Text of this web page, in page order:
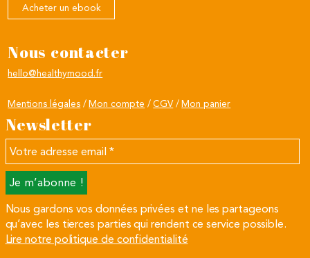
Acheter un ebook
Nous contacter
hello@healthymood.fr
Mentions légales Mon compte CGV Mon panier
Newsletter
Votre
adresse
email
Nous gardons vos données privées et ne les partageons
qu’avec les tierces parties qui rendent ce service possible.
Lire notre politique de confidentialité